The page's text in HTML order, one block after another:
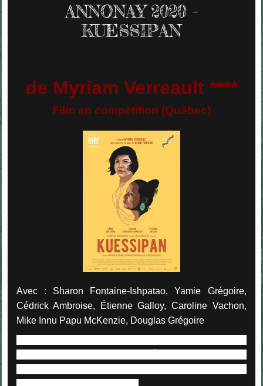
ANNONAY 2020 -
KUESSIPAN
de Myriam Verreault ****
Film en compétition (Québec)
Avec: Sharon Fontaine-Ishpatao, Yamie Grégoire,
Cédrick Ambroise, Étienne Galloy, Caroline Vachon,
Mike Innu Papu McKenzie, Douglas Grégoire